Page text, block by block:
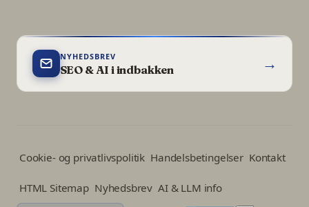
NYHEDSBREV
SEO & AI i indbakken →
Cookie- og privatlivspolitik Handelsbetingelser Kontakt
HTML Sitemap Nyhedsbrev AI & LLM info